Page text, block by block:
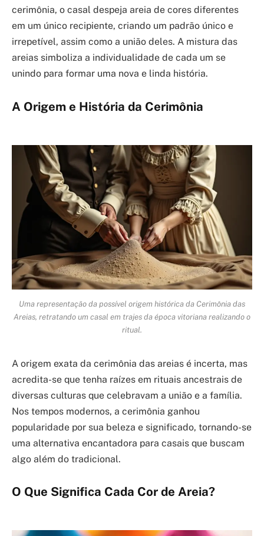
cerimônia, o casal despeja areia de cores diferentes
em um único recipiente, criando um padrão único e
irrepetível, assim como a união deles. A mistura das
areias simboliza a individualidade de cada um se
unindo para formar uma nova e linda história.
A Origem e História da Cerimônia
Uma representação da possível origem histórica da Cerimônia das
Areias, retratando um casal em trajes da época vitoriana realizando o
ritual.
A origem exata da cerimônia das areias é incerta, mas
acredita-se que tenha raízes em rituais ancestrais de
diversas culturas que celebravam a união e a família.
Nos tempos modernos, a cerimônia ganhou
popularidade por sua beleza e significado, tornando-se
uma alternativa encantadora para casais que buscam
algo além do tradicional.
O Que Significa Cada Cor de Areia?